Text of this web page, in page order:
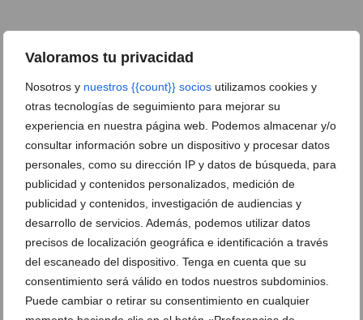
Valoramos tu privacidad
Nosotros y nuestros {{count}} socios utilizamos cookies y
otras tecnologías de seguimiento para mejorar su
experiencia en nuestra página web. Podemos almacenar y/o
consultar información sobre un dispositivo y procesar datos
personales, como su dirección IP y datos de búsqueda, para
publicidad y contenidos personalizados, medición de
publicidad y contenidos, investigación de audiencias y
desarrollo de servicios. Además, podemos utilizar datos
precisos de localización geográfica e identificación a través
del escaneado del dispositivo. Tenga en cuenta que su
consentimiento será válido en todos nuestros subdominios.
Puede cambiar o retirar su consentimiento en cualquier
Empate entre el Dénia Futsal y Elche en un partido
muy vistoso(2-2)
27 de marzo de 2013